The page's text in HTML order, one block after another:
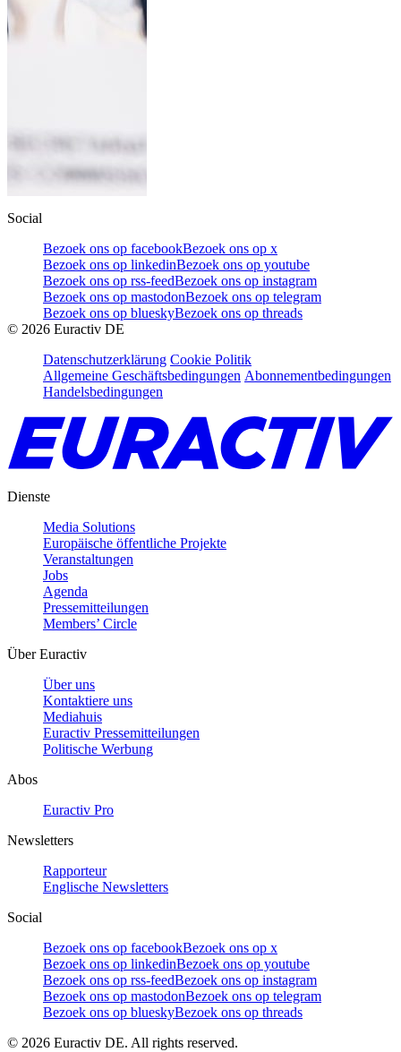
Social
Bezoek ons op facebookBezoek ons op x
Bezoek ons op linkedinBezoek ons op youtube
Bezoek ons op rss-feedBezoek ons op instagram
Bezoek ons op mastodonBezoek ons op telegram
Bezoek ons op blueskyBezoek ons op threads
© 2026 Euractiv DE
Datenschutzerklärung Cookie Politik
Allgemeine Geschäftsbedingungen Abonnementbedingungen
Handelsbedingungen
Dienste
Media Solutions
Europäische öffentliche Projekte
Veranstaltungen
Jobs
Agenda
Pressemitteilungen
Members’ Circle
Über Euractiv
Über uns
Kontaktiere uns
Mediahuis
Euractiv Pressemitteilungen
Politische Werbung
Abos
Euractiv Pro
Newsletters
Rapporteur
Englische Newsletters
Social
Bezoek ons op facebookBezoek ons op x
Bezoek ons op linkedinBezoek ons op youtube
Bezoek ons op rss-feedBezoek ons op instagram
Bezoek ons op mastodonBezoek ons op telegram
Bezoek ons op blueskyBezoek ons op threads
© 2026 Euractiv DE. All rights reserved.